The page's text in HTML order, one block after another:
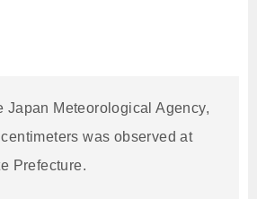
Japan Meteorological Agency,
was observed at
Prefecture.